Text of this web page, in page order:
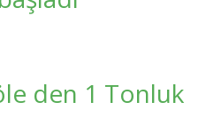
den 1 Tonluk